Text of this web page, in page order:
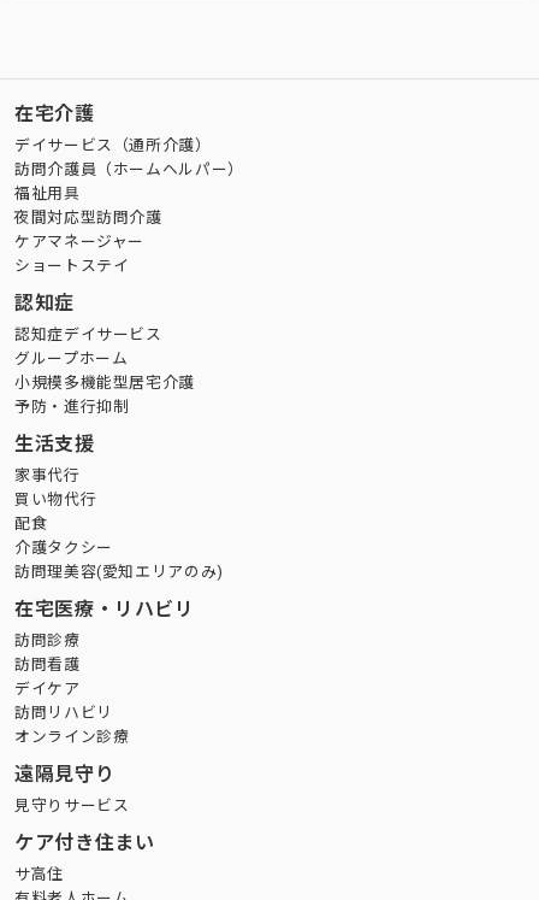
在宅介護
デイサービス（通所介護）
訪問介護員（ホームヘルパー）
福祉用具
夜間対応型訪問介護
ケアマネージャー
ショートステイ
認知症
認知症デイサービス
グループホーム
小規模多機能型居宅介護
予防・進行抑制
生活支援
家事代行
買い物代行
配食
介護タクシー
訪問理美容(愛知エリアのみ)
在宅医療・リハビリ
訪問診療
訪問看護
デイケア
訪問リハビリ
オンライン診療
遠隔見守り
見守りサービス
ケア付き住まい
サ高住